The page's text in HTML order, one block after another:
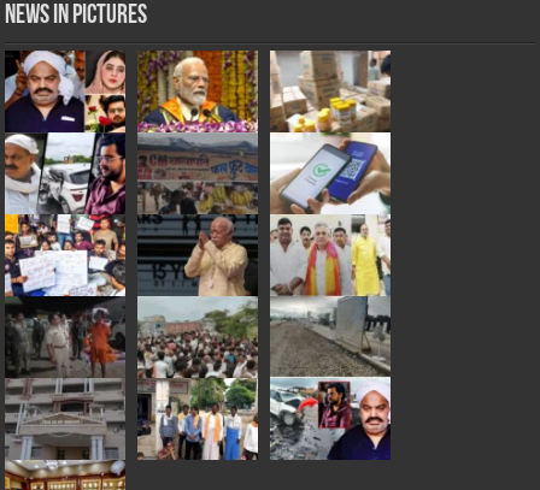
News in Pictures